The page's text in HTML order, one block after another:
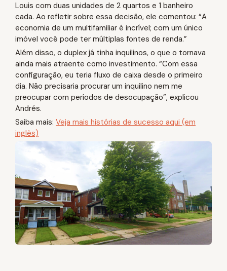
Louis com duas unidades de 2 quartos e 1 banheiro
cada. Ao refletir sobre essa decisão, ele comentou: “A
economia de um multifamiliar é incrível; com um único
imóvel você pode ter múltiplas fontes de renda.”
Além disso, o duplex já tinha inquilinos, o que o tornava
ainda mais atraente como investimento. “Com essa
configuração, eu teria fluxo de caixa desde o primeiro
dia. Não precisaria procurar um inquilino nem me
preocupar com períodos de desocupação”, explicou
Andrés.
Saiba mais: Veja mais histórias de sucesso aqui (em
inglês)